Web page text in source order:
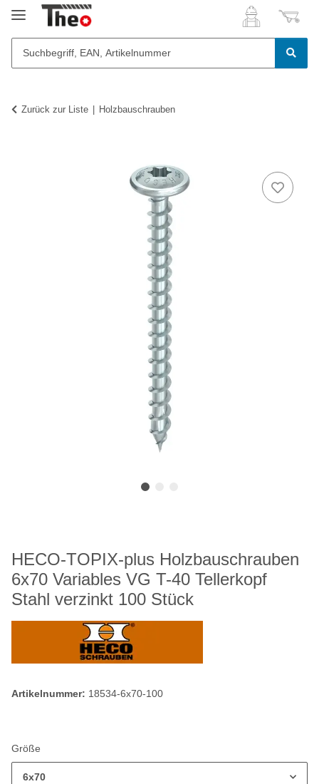
Zurück zur Liste Holzbauschrauben
HECO-TOPIX-plus Holzbauschrauben
6x70 Variables VG T-40 Tellerkopf
Stahl verzinkt 100 Stück
Artikelnummer: 18534-6x70-100
Größe
6x70